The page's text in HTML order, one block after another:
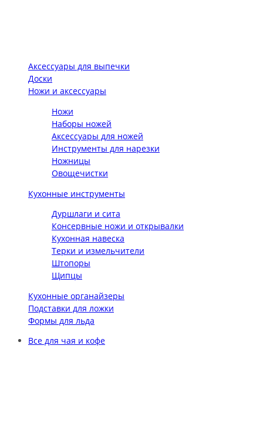
Аксессуары для выпечки
Доски
Ножи и аксессуары
Ножи
Наборы ножей
Аксессуары для ножей
Инструменты для нарезки
Ножницы
Овощечистки
Кухонные инструменты
Дуршлаги и сита
Консервные ножи и открывалки
Кухонная навеска
Терки и измельчители
Штопоры
Щипцы
Кухонные органайзеры
Подставки для ложки
Формы для льда
Все для чая и кофе